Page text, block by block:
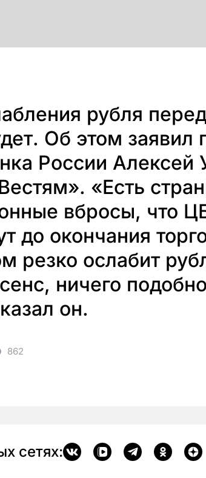
рубля
Об этом заявил
России Алексей
«Есть
вбросы, что
до окончания
резко ослабит
ничего
он.
862
сетях: